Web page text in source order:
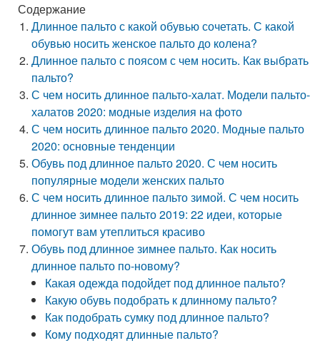
Содержание
Длинное пальто с какой обувью сочетать. С какой
обувью носить женское пальто до колена?
Длинное пальто с поясом с чем носить. Как выбрать
пальто?
С чем носить длинное пальто-халат. Модели пальто-
халатов 2020: модные изделия на фото
С чем носить длинное пальто 2020. Модные пальто
2020: основные тенденции
Обувь под длинное пальто 2020. С чем носить
популярные модели женских пальто
С чем носить длинное пальто зимой. С чем носить
длинное зимнее пальто 2019: 22 идеи, которые
помогут вам утеплиться красиво
Обувь под длинное зимнее пальто. Как носить
длинное пальто по-новому?
Какая одежда подойдет под длинное пальто?
Какую обувь подобрать к длинному пальто?
Как подобрать сумку под длинное пальто?
Кому подходят длинные пальто?